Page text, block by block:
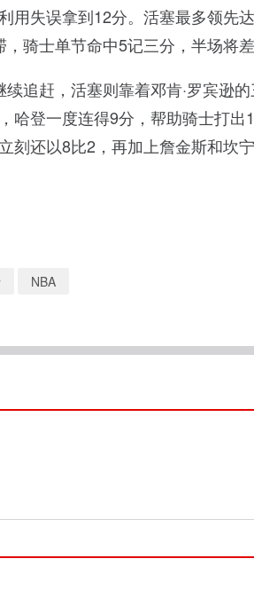
用失误拿到12分。活塞最多领先
骑士单节命中5记三分，半场将差
追赶，活塞则靠着邓肯·罗宾逊的
哈登一度连得9分，帮助骑士打出
刻还以8比2，再加上詹金斯和坎
NBA